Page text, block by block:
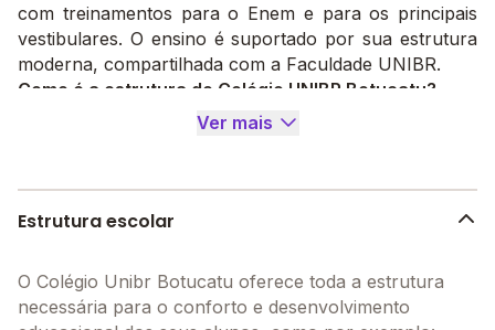
com treinamentos para o Enem e para os principais
vestibulares. O ensino é suportado por sua estrutura
moderna, compartilhada com a Faculdade UNIBR.
Como é a estrutura do Colégio UNIBR Botucatu?
A infraestrutura do Colégio UNIBR Botucatu é
instalações incluem:
Salas de aula tecnológicas, projetadas para promover
programação e robótica;
Biblioteca e recursos digitais;
Ver mais
Estrutura escolar
O Colégio Unibr Botucatu oferece toda a estrutura
necessária para o conforto e desenvolvimento